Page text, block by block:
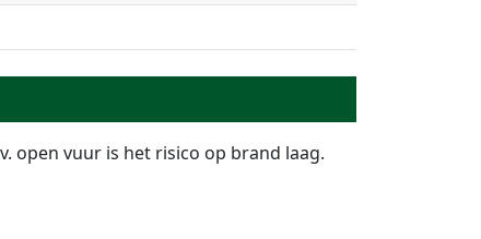
open vuur is het risico op brand laag.